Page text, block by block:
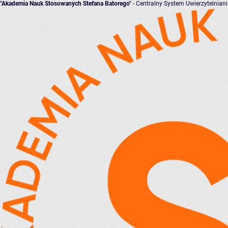
"Akademia Nauk Stosowanych Stefana Batorego" - Centralny System